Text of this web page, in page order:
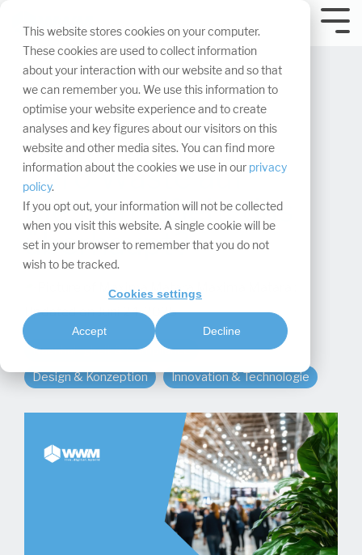
This website stores cookies on your computer.
These cookies are used to collect information
about your interaction with our website and so that
we can remember you. We use this information to
optimise your website experience and to create
analyses and key figures about our visitors on this
website and other media sites. You can find more
information about the cookies we use in our privacy
policy.
If you opt out, your information will not be collected
when you visit this website. A single cookie will be
set in your browser to remember that you do not
wish to be tracked.
Cookies settings
Accept Decline
überspringen.
Zero Waste auf
Messen – Geht das
überhaupt?
Updated on Juni 24, 2025
Nachhaltigkeit & Compliance
Design & Konzeption
Innovation & Technologie